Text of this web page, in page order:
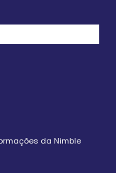
da Nimble